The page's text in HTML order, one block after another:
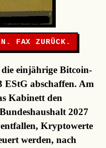
FAX ZURÜCK.
einjährige Bitcoin-
EStG abschaffen. Am
Kabinett den
2027
Kryptowerte
werden, nach